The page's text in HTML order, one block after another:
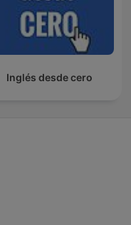
Inglés desde cero